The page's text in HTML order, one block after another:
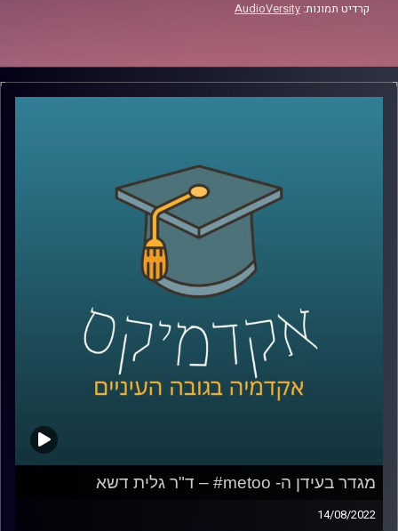
קרדיט תמונות: AudioVersity
מגדר בעידן ה- metoo# – ד"ר גלית דשא
14/08/2022